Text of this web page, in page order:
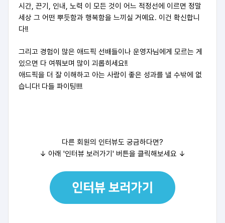
시간, 끈기, 인내, 노력 이 모든 것이 어느 적정선에 이르면 정말
세상 그 어떤 뿌듯함과 행복함을 느끼실 거예요. 이건 확신합니
다!!
그리고 경험이 많은 애드픽 선배들이나 운영자님에게 모르는 게
있으면 다 여쭤보며 많이 괴롭히세요!!
애드픽을 더 잘 이해하고 아는 사람이 좋은 성과를 낼 수밖에 없
습니다! 다들 파이팅!!!!
다른 회원의 인터뷰도 궁금하다면?
↓ 아래 '인터뷰 보러가기' 버튼을 클릭해보세요 ↓